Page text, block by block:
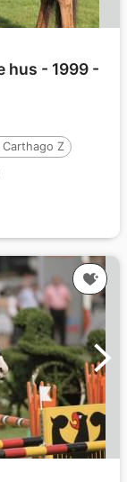
hus - 1999 -
Carthago Z